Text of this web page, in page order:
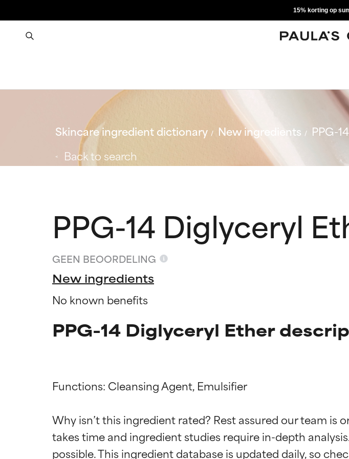
15% korting op
Skincare ingredient dictionary New ingredients
PPG-
Back to search
PPG-14 Diglyceryl
GEEN BEOORDELING
New ingredients
No known benefits
PPG-14 Diglyceryl Ether
Functions: Cleansing Agent, Emulsifier
Why isn’t this ingredient rated? Rest assured our team
takes time and ingredient studies require in-depth
Beoordelingen van
BESTE
Beoordelingen van
BESTE